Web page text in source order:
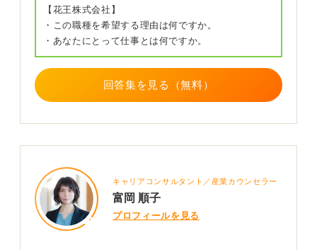
【花王株式会社】
・この職種を希望する理由は何ですか。
・あなたにとって仕事とは何ですか。
回答集を見る（無料）
キャリアコンサルタント／産業カウンセラー
富岡 順子
プロフィールを見る